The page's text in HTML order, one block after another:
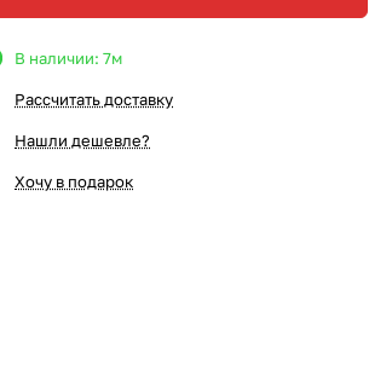
В наличии: 7м
Рассчитать доставку
Нашли дешевле?
Хочу в подарок